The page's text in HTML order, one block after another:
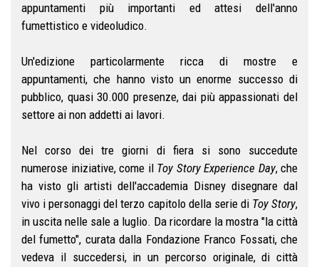
appuntamenti più importanti ed attesi dell'anno
fumettistico e videoludico.
Un'edizione particolarmente ricca di mostre e
appuntamenti, che hanno visto un enorme successo di
pubblico, quasi 30.000 presenze, dai più appassionati del
settore ai non addetti ai lavori.
Nel corso dei tre giorni di fiera si sono succedute
numerose iniziative, come il Toy Story Experience Day, che
ha visto gli artisti dell'accademia Disney disegnare dal
vivo i personaggi del terzo capitolo della serie di Toy Story,
in uscita nelle sale a luglio. Da ricordare la mostra "la città
del fumetto", curata dalla Fondazione Franco Fossati, che
vedeva il succedersi, in un percorso originale, di città